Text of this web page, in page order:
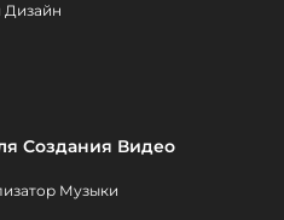
Дизайн
Создания Видео
Музыки